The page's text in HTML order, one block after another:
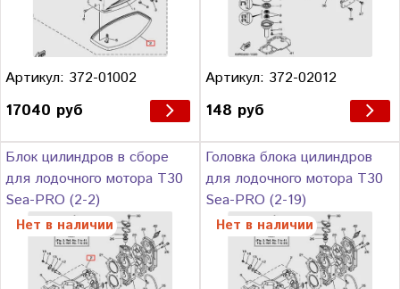
Артикул: 372-01002
17040 руб
Артикул: 372-02012
148 руб
Блок цилиндров в сборе
для лодочного мотора Т30
Sea-PRO (2-2)
Нет в наличии
Головка блока цилиндров
для лодочного мотора Т30
Sea-PRO (2-19)
Нет в наличии